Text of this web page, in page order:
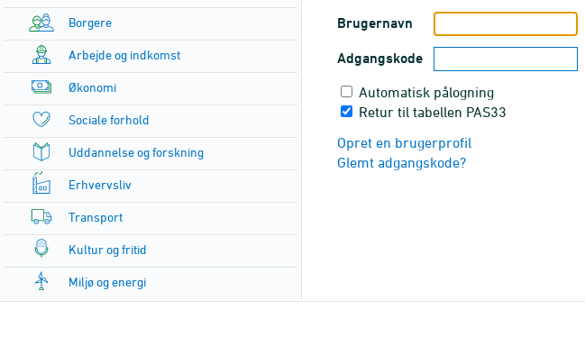
Borgere
Arbejde og indkomst
Økonomi
Sociale forhold
Uddannelse og forskning
Erhvervsliv
Transport
Kultur og fritid
Miljø og energi
Brugernavn
Adgangskode
Automatisk pålogning
Retur til tabellen PAS33
Opret en brugerprofil
Glemt adgangskode?